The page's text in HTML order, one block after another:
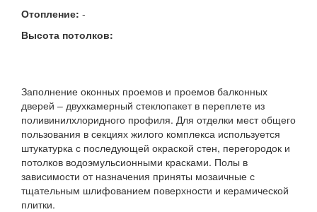
Отопление: -
Высота потолков:
Заполнение оконных проемов и проемов балконных
дверей – двухкамерный стеклопакет в переплете из
поливинилхлоридного профиля. Для отделки мест общего
пользования в секциях жилого комплекса используется
штукатурка с последующей окраской стен, перегородок и
потолков водоэмульсионными красками. Полы в
зависимости от назначения приняты мозаичные с
тщательным шлифованием поверхности и керамической
плитки.